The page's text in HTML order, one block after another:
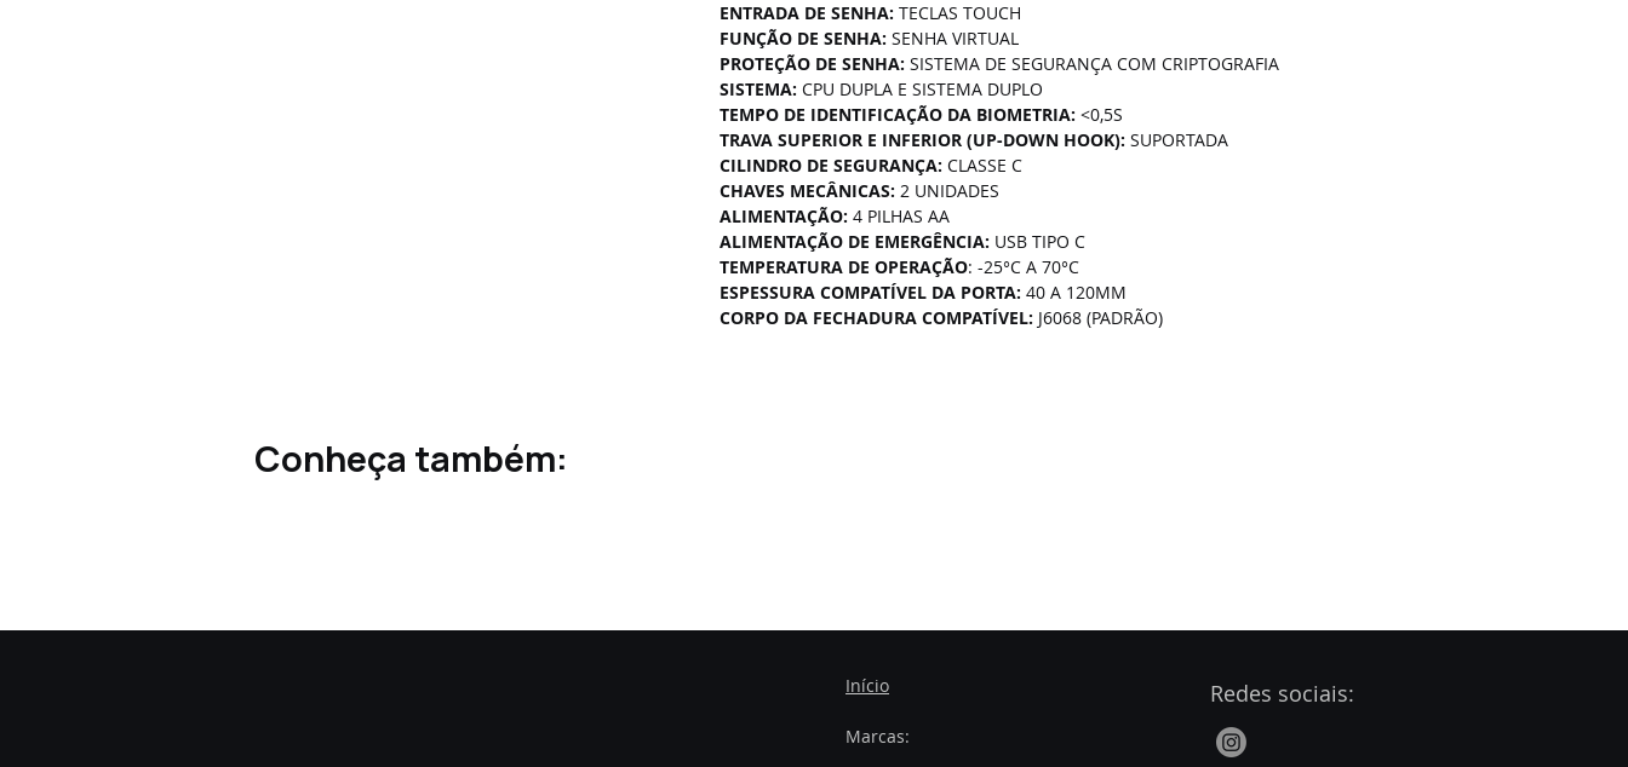
ENTRADA DE SENHA: TECLAS TOUCH
FUNÇÃO DE SENHA: SENHA VIRTUAL
PROTEÇÃO DE SENHA: SISTEMA DE SEGURANÇA COM CRIPTOGRAFIA
SISTEMA: CPU DUPLA E SISTEMA DUPLO
TEMPO DE IDENTIFICAÇÃO DA BIOMETRIA: <0,5S
TRAVA SUPERIOR E INFERIOR (UP-DOWN HOOK): SUPORTADA
CILINDRO DE SEGURANÇA: CLASSE C
CHAVES MECÂNICAS: 2 UNIDADES
ALIMENTAÇÃO: 4 PILHAS AA
ALIMENTAÇÃO DE EMERGÊNCIA: USB TIPO C
TEMPERATURA DE OPERAÇÃO: -25°C A 70°C
ESPESSURA COMPATÍVEL DA PORTA: 40 A 120MM
CORPO DA FECHADURA COMPATÍVEL: J6068 (PADRÃO)
Conheça também:
Início
Marcas:
Redes sociais: